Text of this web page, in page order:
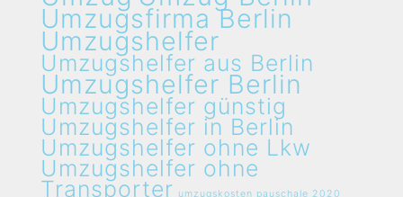
Umzugsfirma Berlin
Umzugshelfer
Umzugshelfer aus Berlin
Umzugshelfer Berlin
Umzugshelfer günstig
Umzugshelfer in Berlin
Umzugshelfer ohne Lkw
Umzugshelfer ohne
Transporter umzugskosten pauschale 2020